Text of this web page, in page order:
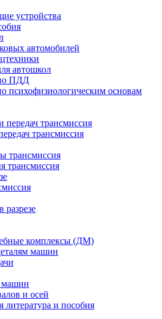
устройства
автомобилей
автошкол
ПДД
психофизиологическим основам
передач трансмиссия
трансмиссия
трансмиссия
трансмиссия
комплексы (ДМ)
машин
машин
и осей
литература и пособия